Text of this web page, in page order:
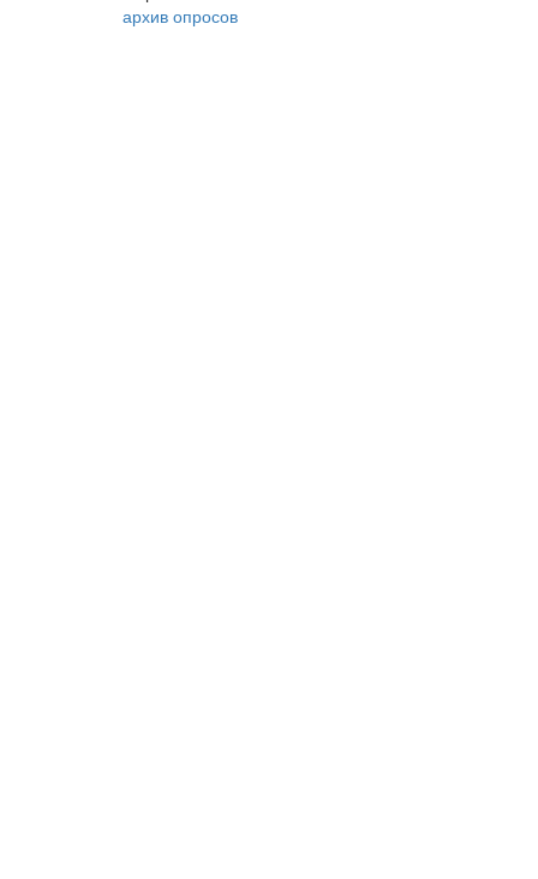
архив опросов